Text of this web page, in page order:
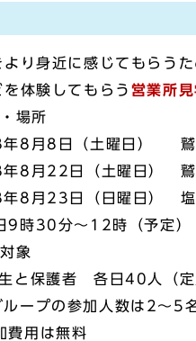
り身近に感じてもらう
体験してもらう 営業所
場所
月8日（土曜日） 鷲
月22日（土曜日） 鷲
月23日（日曜日）
30分～12時（予定）
象
保護者 各日40人（定
プの参加人数は2～5名
用は無料